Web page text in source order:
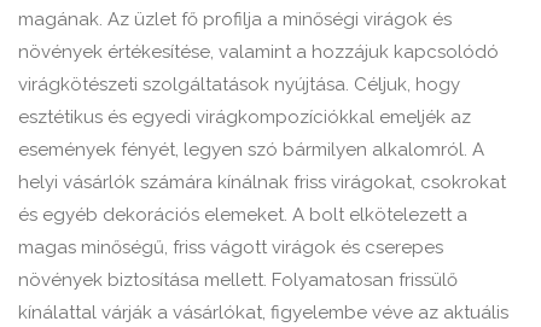
magának. Az üzlet fő profilja a minőségi virágok és
növények értékesítése, valamint a hozzájuk kapcsolódó
virágkötészeti szolgáltatások nyújtása. Céljuk, hogy
esztétikus és egyedi virágkompozíciókkal emeljék az
események fényét, legyen szó bármilyen alkalomról. A
helyi vásárlók számára kínálnak friss virágokat, csokrokat
és egyéb dekorációs elemeket. A bolt elkötelezett a
magas minőségű, friss vágott virágok és cserepes
növények biztosítása mellett. Folyamatosan frissülő
kínálattal várják a vásárlókat, figyelembe véve az aktuális